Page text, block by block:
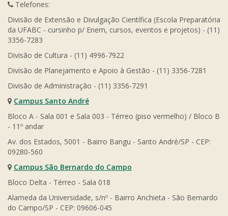
Telefones:
Divisão de Extensão e Divulgação Científica (Escola Preparatória
da UFABC - cursinho p/ Enem, cursos, eventos e projetos) - (11)
3356-7283
Divisão de Cultura - (11) 4996-7922
Divisão de Planejamento e Apoio à Gestão - (11) 3356-7281
Divisão de Administração - (11) 3356-7291
Campus Santo André
Bloco A - Sala 001 e Sala 003 - Térreo (piso vermelho) / Bloco B
- 11º andar
Av. dos Estados, 5001 - Bairro Bangu - Santo André/SP - CEP:
09280-560
Campus São Bernardo do Campo
Bloco Delta - Térreo - Sala 018
Alameda da Universidade, s/nº - Bairro Anchieta - São Bernardo
do Campo/SP - CEP: 09606-045